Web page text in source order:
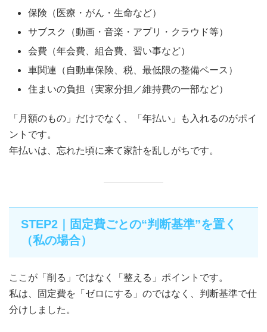
保険（医療・がん・生命など）
サブスク（動画・音楽・アプリ・クラウド等）
会費（年会費、組合費、習い事など）
車関連（自動車保険、税、最低限の整備ベース）
住まいの負担（実家分担／維持費の一部など）
「月額のもの」だけでなく、「年払い」も入れるのがポイ
ントです。
年払いは、忘れた頃に来て家計を乱しがちです。
STEP2｜固定費ごとの“判断基準”を置く
（私の場合）
ここが「削る」ではなく「整える」ポイントです。
私は、固定費を「ゼロにする」のではなく、判断基準で仕
分けしました。